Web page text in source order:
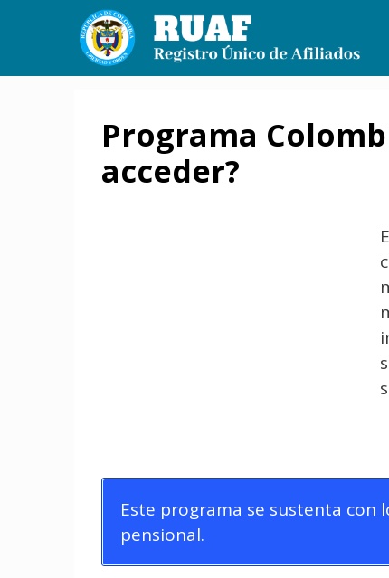
Programa
acceder?
Este programa se sustenta con
pensional.